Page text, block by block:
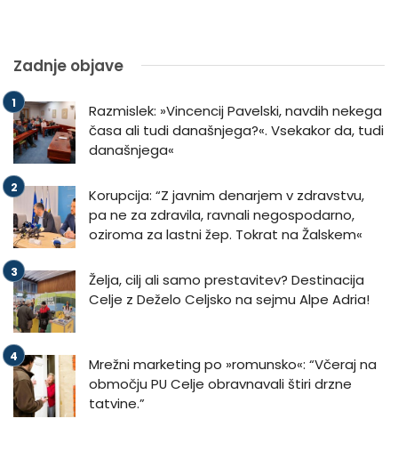
Zadnje objave
Razmislek: »Vincencij Pavelski, navdih nekega
časa ali tudi današnjega?«. Vsekakor da, tudi
današnjega«
Korupcija: “Z javnim denarjem v zdravstvu,
pa ne za zdravila, ravnali negospodarno,
oziroma za lastni žep. Tokrat na Žalskem«
Želja, cilj ali samo prestavitev? Destinacija
Celje z Deželo Celjsko na sejmu Alpe Adria!
Mrežni marketing po »romunsko«: “Včeraj na
območju PU Celje obravnavali štiri drzne
tatvine.”